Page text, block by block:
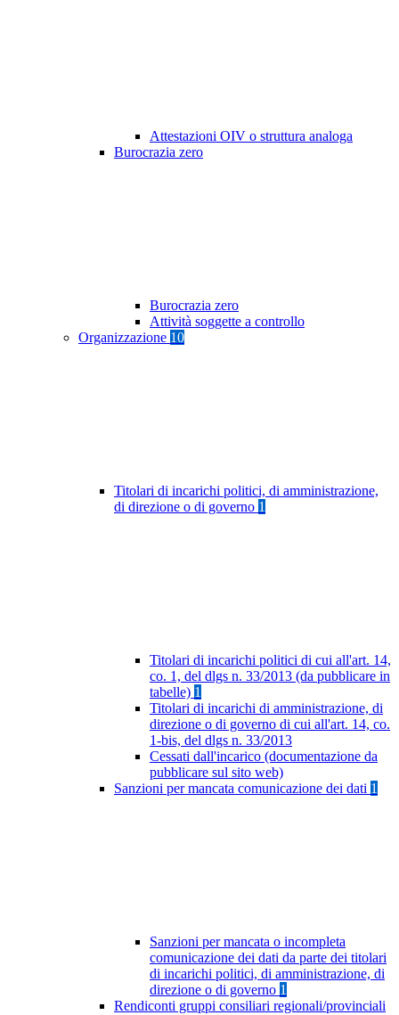
Attestazioni OIV o struttura analoga
Burocrazia zero
Burocrazia zero
Attività soggette a controllo
Organizzazione 10
Titolari di incarichi politici, di amministrazione,
di direzione o di governo 1
Titolari di incarichi politici di cui all'art. 14,
co. 1, del dlgs n. 33/2013 (da pubblicare in
tabelle) 1
Titolari di incarichi di amministrazione, di
direzione o di governo di cui all'art. 14, co.
1-bis, del dlgs n. 33/2013
Cessati dall'incarico (documentazione da
pubblicare sul sito web)
Sanzioni per mancata comunicazione dei dati 1
Sanzioni per mancata o incompleta
comunicazione dei dati da parte dei titolari
di incarichi politici, di amministrazione, di
direzione o di governo 1
Rendiconti gruppi consiliari regionali/provinciali